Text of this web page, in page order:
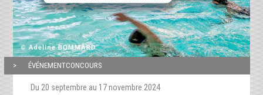
ÉVÉNEMENTCONCOURS
Du 20 septembre au 17 novembre 2024